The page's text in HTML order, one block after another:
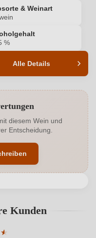
& Weinart
%
Alle Details
12,5 %
Enthält Sulfite
Cabernet Franc, Merlot
diesem Wein und
Entscheidung.
Bitte loggen Sie sich
Kunden
★
★